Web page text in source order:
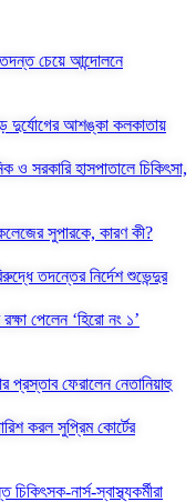
তদন্ত চেয়ে আন্দোলনে
দুর্যোগের আশঙ্কা কলকাতায়
ও সরকারি হাসপাতালে চিকিৎসা,
সুপারকে, কারণ কী?
তদন্তের নির্দেশ শুভেন্দুর
পেলেন ‘হিরো নং ১’
প্রস্তাব ফেরালেন নেতানিয়াহু
করল সুপ্রিম কোর্টের
নার্স-স্বাস্থ্যকর্মীরা